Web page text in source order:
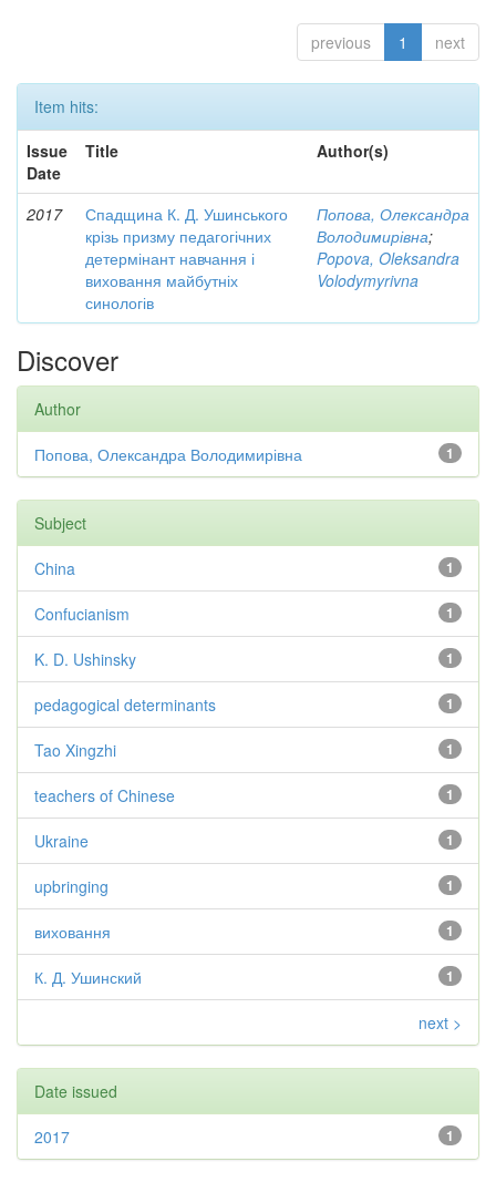
previous 1 next
Item hits:
Issue
Date
Title Author(s)
2017
Спадщина К. Д. Ушинського
крізь призму педагогічних
детермінант навчання і
виховання майбутніх
синологів
Попова, Олександра
Володимирівна;
Popova, Oleksandra
Volodymyrivna
Discover
Author
1
Попова, Олександра Володимирівна
Subject
1
China
1
Confucianism
1
K. D. Ushinsky
1
pedagogical determinants
1
Tao Xingzhi
1
teachers of Chinese
1
Ukraine
1
upbringing
1
виховання
1
К. Д. Ушинский
next >
Date issued
1
2017